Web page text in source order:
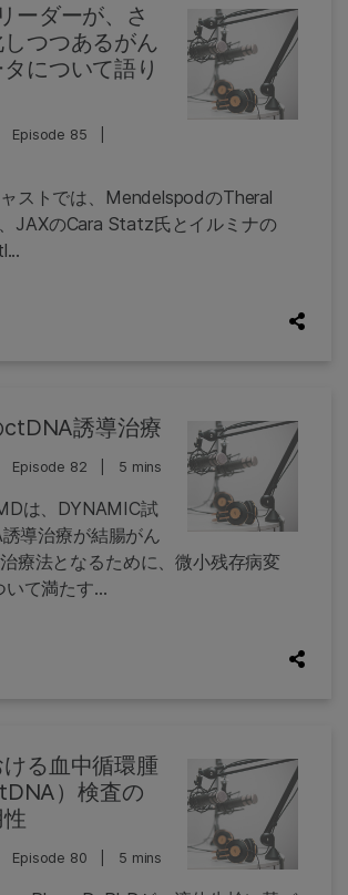
ーダーが、さ
つつあるがん
について語り
Episode 85
ストでは、MendelspodのTheral
JAXのCara Statz氏とイルミナの
誘導治療
Episode 82 5 mins
は、DYNAMIC試
導治療が結腸がん
療法となるために、微小残存病変
いて満たす...
る血中循環腫
）検査の
Episode 80 5 mins